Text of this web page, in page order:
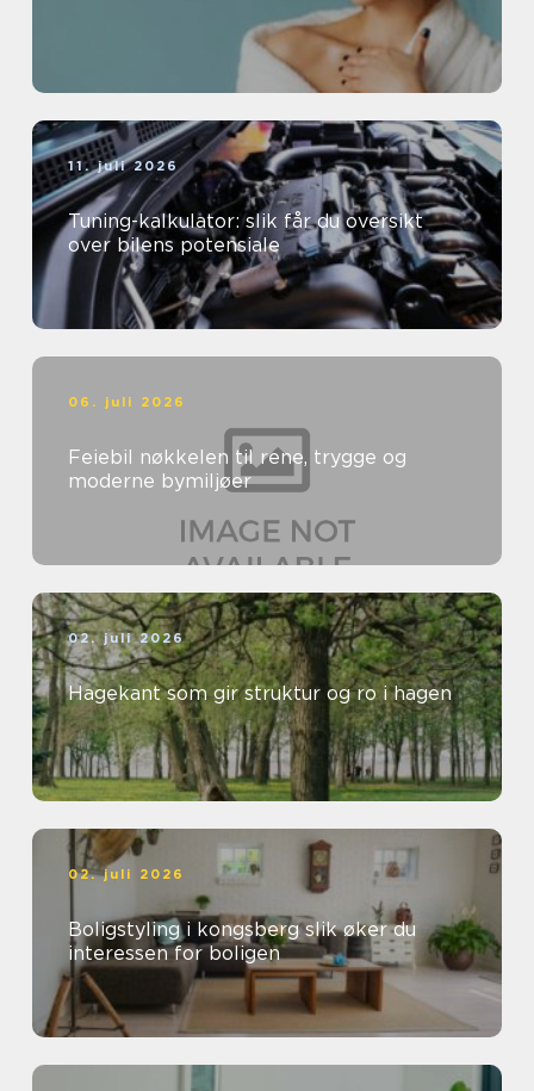
11. juli 2026
Tuning-kalkulator: slik får du oversikt
over bilens potensiale
06. juli 2026
Feiebil nøkkelen til rene, trygge og
moderne bymiljøer
02. juli 2026
Hagekant som gir struktur og ro i hagen
02. juli 2026
Boligstyling i kongsberg slik øker du
interessen for boligen